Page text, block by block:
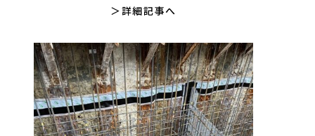
詳細記事へ